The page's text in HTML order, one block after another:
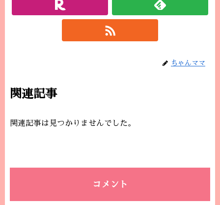
ちゃんママ
関連記事
関連記事は見つかりませんでした。
コメント